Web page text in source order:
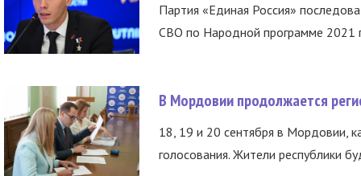
Партия «Единая Россия»
СВО по Народной программе 2021
В Мордовии продолжается
18, 19 и 20 сентября в Мордовии,
голосования. Жители республики